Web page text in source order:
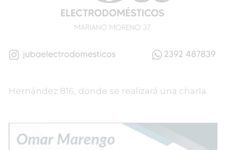
Hernández 816, donde se realizará una charla.